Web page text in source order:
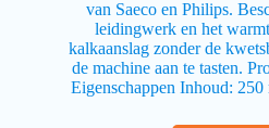
van Saeco en Philips.
leidingwerk en het
kalkaanslag zonder de
de machine aan te tasten.
Eigenschappen Inhoud: